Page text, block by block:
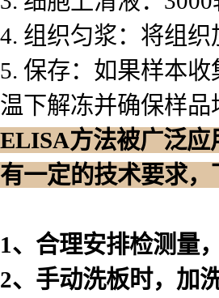
4. 组织匀浆：将组
5. 保存：如果样本
温下解冻并确保样
ELISA方法被广泛应
有一定的技术要求
1、合理安排检测量
2、手动洗板时，加